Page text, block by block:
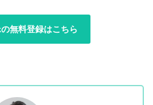
無料登録はこちら